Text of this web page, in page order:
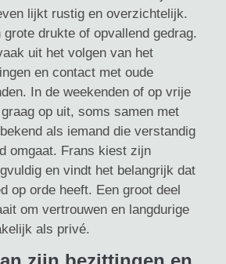
lijkt rustig en overzichtelijk.
drukte of opvallend gedrag.
uit het volgen van het
en contact met oude
In de weekenden of op vrije
op uit, soms samen met
als iemand die verstandig
omgaat. Frans kiest zijn
en vindt het belangrijk dat
op orde heeft. Een groot deel
om vertrouwen en langdurige
als privé.